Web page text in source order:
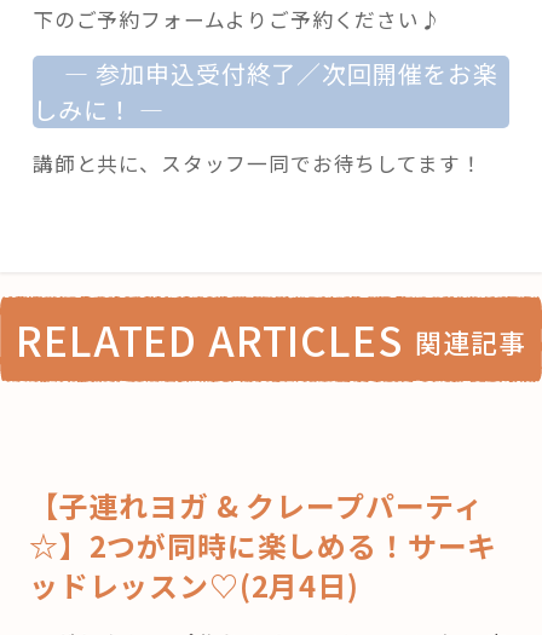
下のご予約フォームよりご予約ください♪
— 参加申込受付終了／次回開催をお楽
しみに！ —
講師と共に、スタッフ一同でお待ちしてます！
RELATED ARTICLES 関連記事
【子連れヨガ & クレープパーティ
☆】2つが同時に楽しめる！サーキ
ッドレッスン♡(2月4日)